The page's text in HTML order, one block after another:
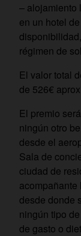
– alojamiento
en un hotel
régimen de
El valor total
de 526€
El premio
ningún otro
desde el
Sala de
ciudad de
desde donde
ningún tipo
de gasto o